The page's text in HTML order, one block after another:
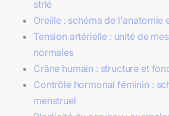
strié
Oreille : schéma de l'anatomie
Tension artérielle : unité de
normales
Crâne humain : structure et
Contrôle hormonal féminin :
menstruel